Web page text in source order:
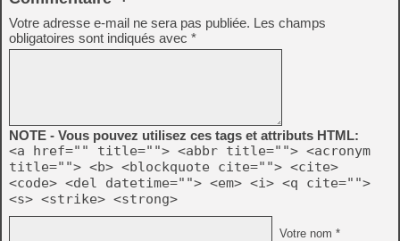
Votre adresse e-mail ne sera pas publiée. Les champs
obligatoires sont indiqués avec *
NOTE - Vous pouvez utilisez ces tags et attributs HTML:
<a href="" title=""> <abbr title=""> <acronym
title=""> <b> <blockquote cite=""> <cite>
<code> <del datetime=""> <em> <i> <q cite="">
<s> <strike> <strong>
Votre nom *